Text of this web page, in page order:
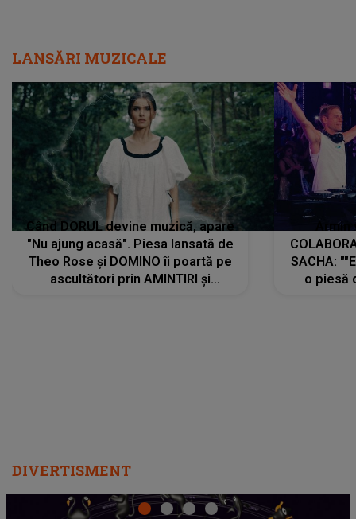
Când DORUL devine muzică, apare
"Nu ajung acasă". Piesa lansată de
Theo Rose și DOMINO îi poartă pe
ascultători prin AMINTIRI și
REGĂSIRI, iar drumul emoțiilor
trece prin sufletul publicului:
"Pentru toți cei care au plecat
departe ca să le fie mai bine"
Armin
SACHA:
o piesă
imediat
cu mine
păstrăm